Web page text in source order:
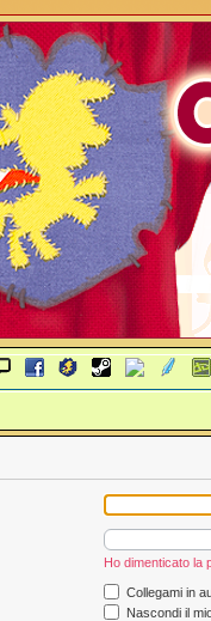
Ho dimenticato la
Collegami in
Nascondi il